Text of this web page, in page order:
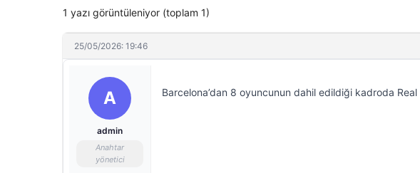
1 yazı görüntüleniyor (toplam 1)
25/05/2026: 19:46
A
admin
Anahtar
yönetici
Barcelona’dan 8 oyuncunun dahil edildiği kadroda